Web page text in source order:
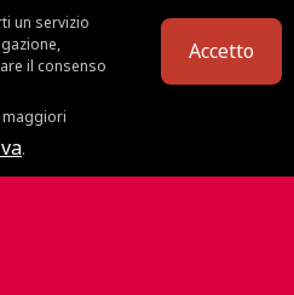
un servizio
il consenso
maggiori
.
Accetto